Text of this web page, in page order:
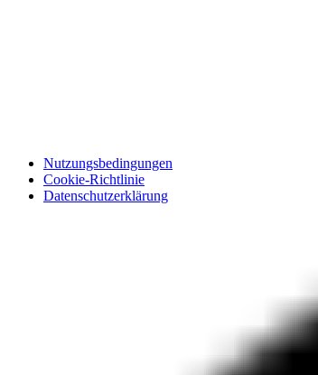
Nutzungsbedingungen
Cookie-Richtlinie
Datenschutzerklärung